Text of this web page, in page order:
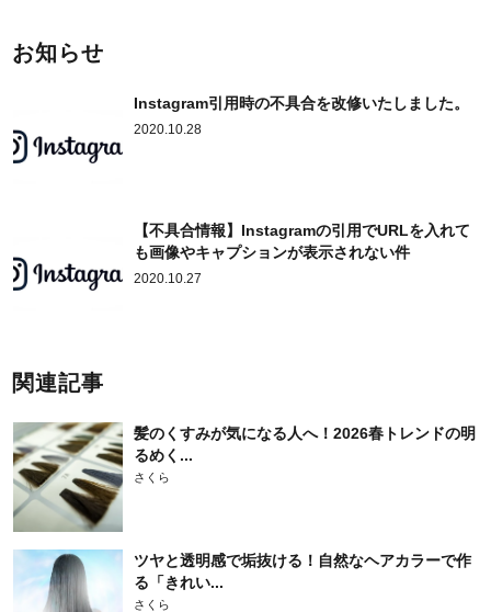
お知らせ
Instagram引用時の不具合を改修いたしました。
2020.10.28
【不具合情報】Instagramの引用でURLを入れて
も画像やキャプションが表示されない件
2020.10.27
関連記事
髪のくすみが気になる人へ！2026春トレンドの明
るめく...
さくら
ツヤと透明感で垢抜ける！自然なヘアカラーで作
る「きれい...
さくら